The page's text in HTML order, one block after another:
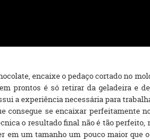
encaixe o pedaço cortado no
prontos é só retirar da geladeira e
a experiência necessária para
consegue se encaixar perfeitamente
o resultado final não é tão perfeito,
em um tamanho um pouco maior que